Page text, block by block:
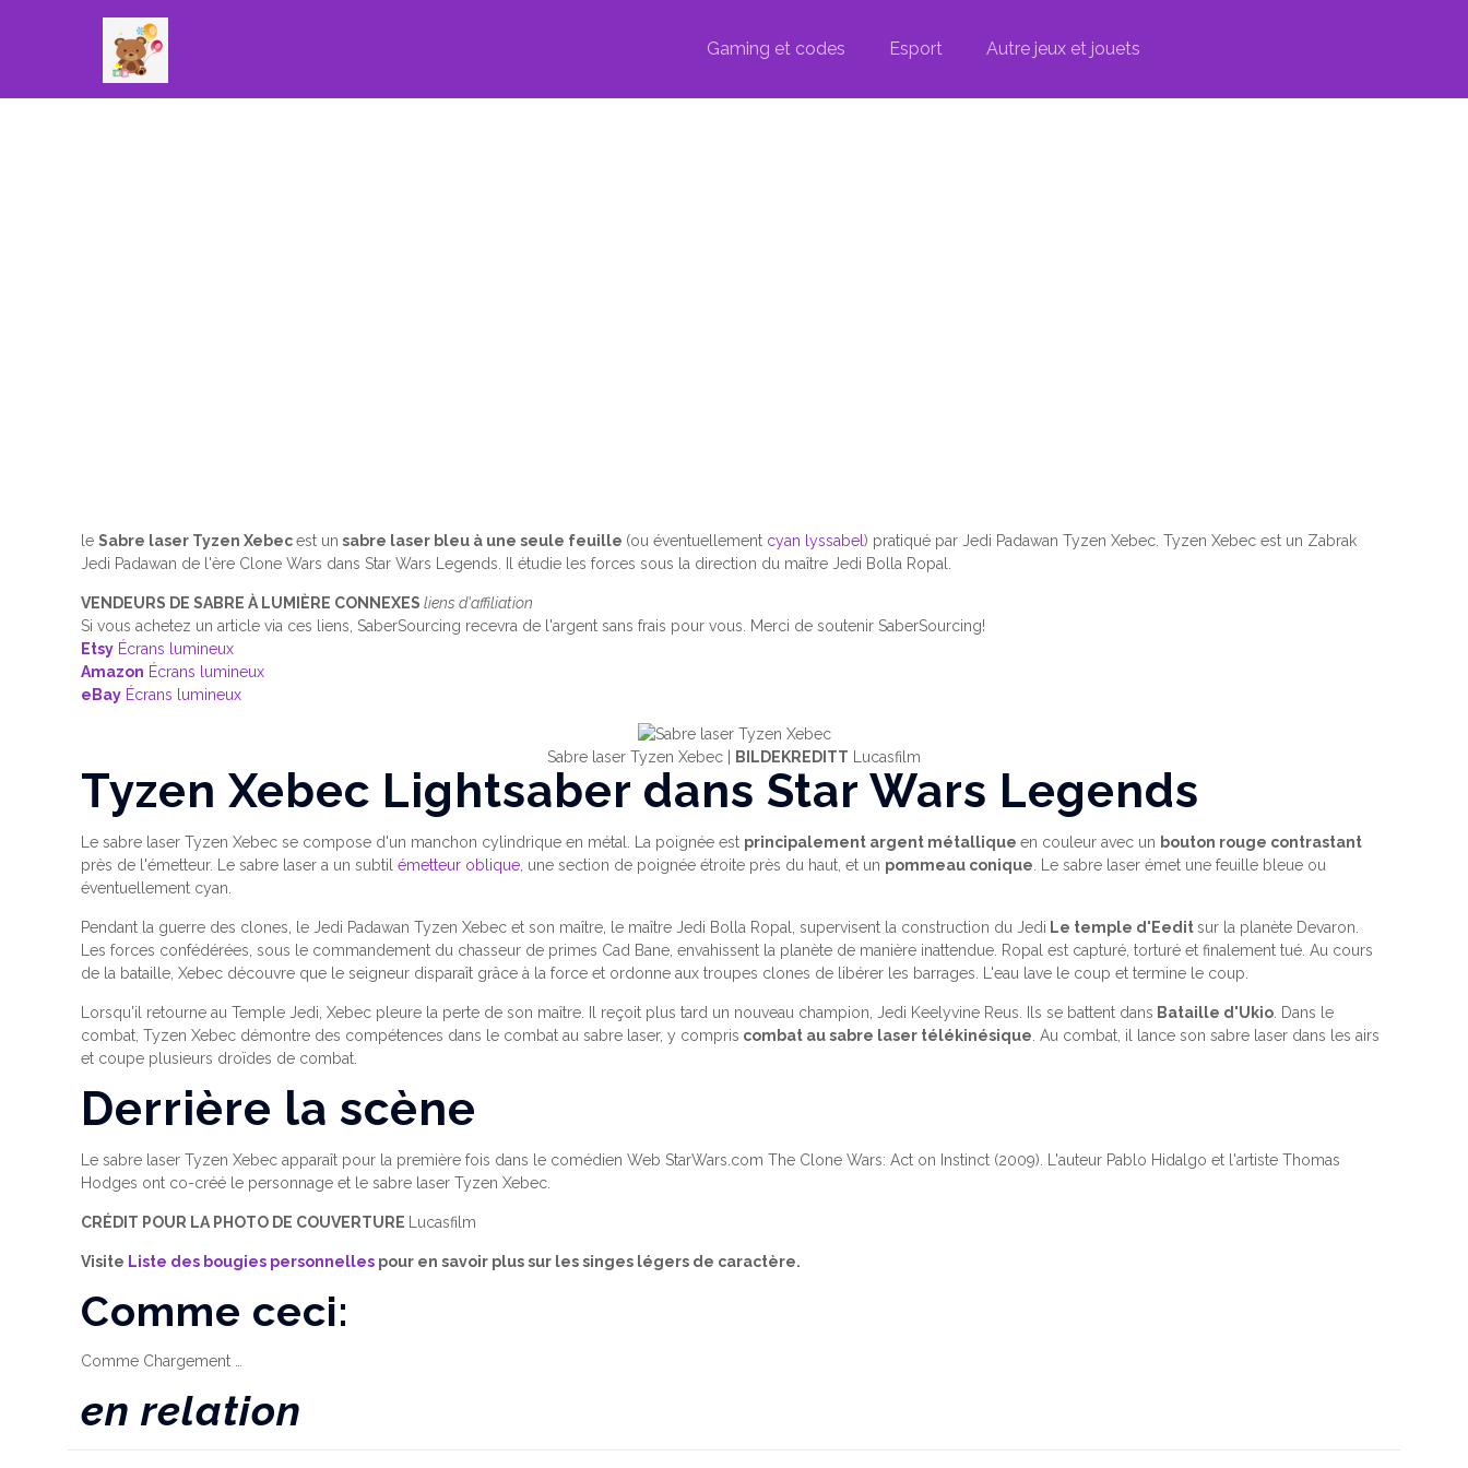
Gaming et codes Esport Autre jeux et jouets
leSabre laser Tyzen Xebecest un sabre laser bleu à une seule feuille (ou éventuellement cyan lyssabel) pratiqué par Jedi Padawan Tyzen Xebec. Tyzen Xebec est un Zabrak
Jedi Padawan de l'ère Clone Wars dans Star Wars Legends. Il étudie les forces sous la direction du maître Jedi Bolla Ropal.
VENDEURS DE SABRE À LUMIÈRE CONNEXESliens d'affiliation
Si vous achetez un article via ces liens, SaberSourcing recevra de l'argent sans frais pour vous. Merci de soutenir SaberSourcing!
Etsy Écrans lumineux
Amazon Écrans lumineux
eBay Écrans lumineux
Sabre laser Tyzen Xebec | BILDEKREDITT Lucasfilm
Tyzen Xebec Lightsaber dans Star Wars Legends
Le sabre laser Tyzen Xebec se compose d'un manchon cylindrique en métal. La poignée est principalement argent métalliqueen couleur avec un bouton rouge contrastant
près de l'émetteur. Le sabre laser a un subtilémetteur oblique , une section de poignée étroite près du haut, et un pommeau conique . Le sabre laser émet une feuille bleue ou
éventuellement cyan.
Pendant la guerre des clones, le Jedi Padawan Tyzen Xebec et son maître, le maître Jedi Bolla Ropal, supervisent la construction du Jedi Le temple d'Eeditsur la planète Devaron.
Les forces confédérées, sous le commandement du chasseur de primes Cad Bane, envahissent la planète de manière inattendue. Ropal est capturé, torturé et finalement tué. Au cours
de la bataille, Xebec découvre que le seigneur disparaît grâce à la force et ordonne aux troupes clones de libérer les barrages. L'eau lave le coup et termine le coup.
Lorsqu'il retourne au Temple Jedi, Xebec pleure la perte de son maître. Il reçoit plus tard un nouveau champion, Jedi Keelyvine Reus. Ils se battent dans Bataille d'Ukio . Dans le
combat, Tyzen Xebec démontre des compétences dans le combat au sabre laser, y compris combat au sabre laser télékinésique . Au combat, il lance son sabre laser dans les airs
et coupe plusieurs droïdes de combat.
Derrière la scène
Le sabre laser Tyzen Xebec apparaît pour la première fois dans le comédien Web StarWars.com The Clone Wars: Act on Instinct (2009). L'auteur Pablo Hidalgo et l'artiste Thomas
Hodges ont co-créé le personnage et le sabre laser Tyzen Xebec.
CRÉDIT POUR LA PHOTO DE COUVERTURE Lucasfilm
Visite Liste des bougies personnelles pour en savoir plus sur les singes légers de caractère.
Comme ceci:
Comme Chargement …
en relation